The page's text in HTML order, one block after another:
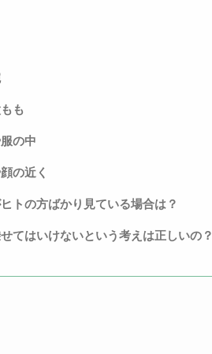
も
の中
の近く
トの方ばかり見ている場合は？
てはいけないという考えは正しいの？